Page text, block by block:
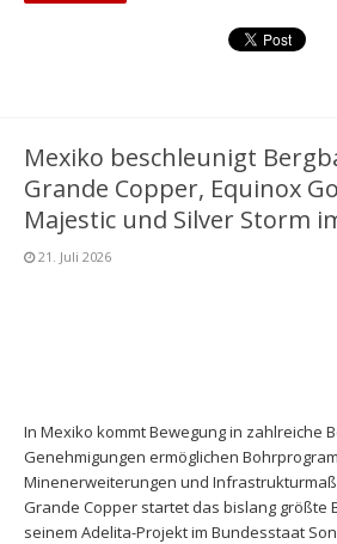
Mexiko beschleunigt
Grande Copper, Equinox
Majestic und Silver Storm
21. Juli 2026
In Mexiko kommt Bewegung in zahlreiche
Genehmigungen ermöglichen
Minenerweiterungen und
Grande Copper startet das bislang größte
seinem Adelita-Projekt im Bundesstaat